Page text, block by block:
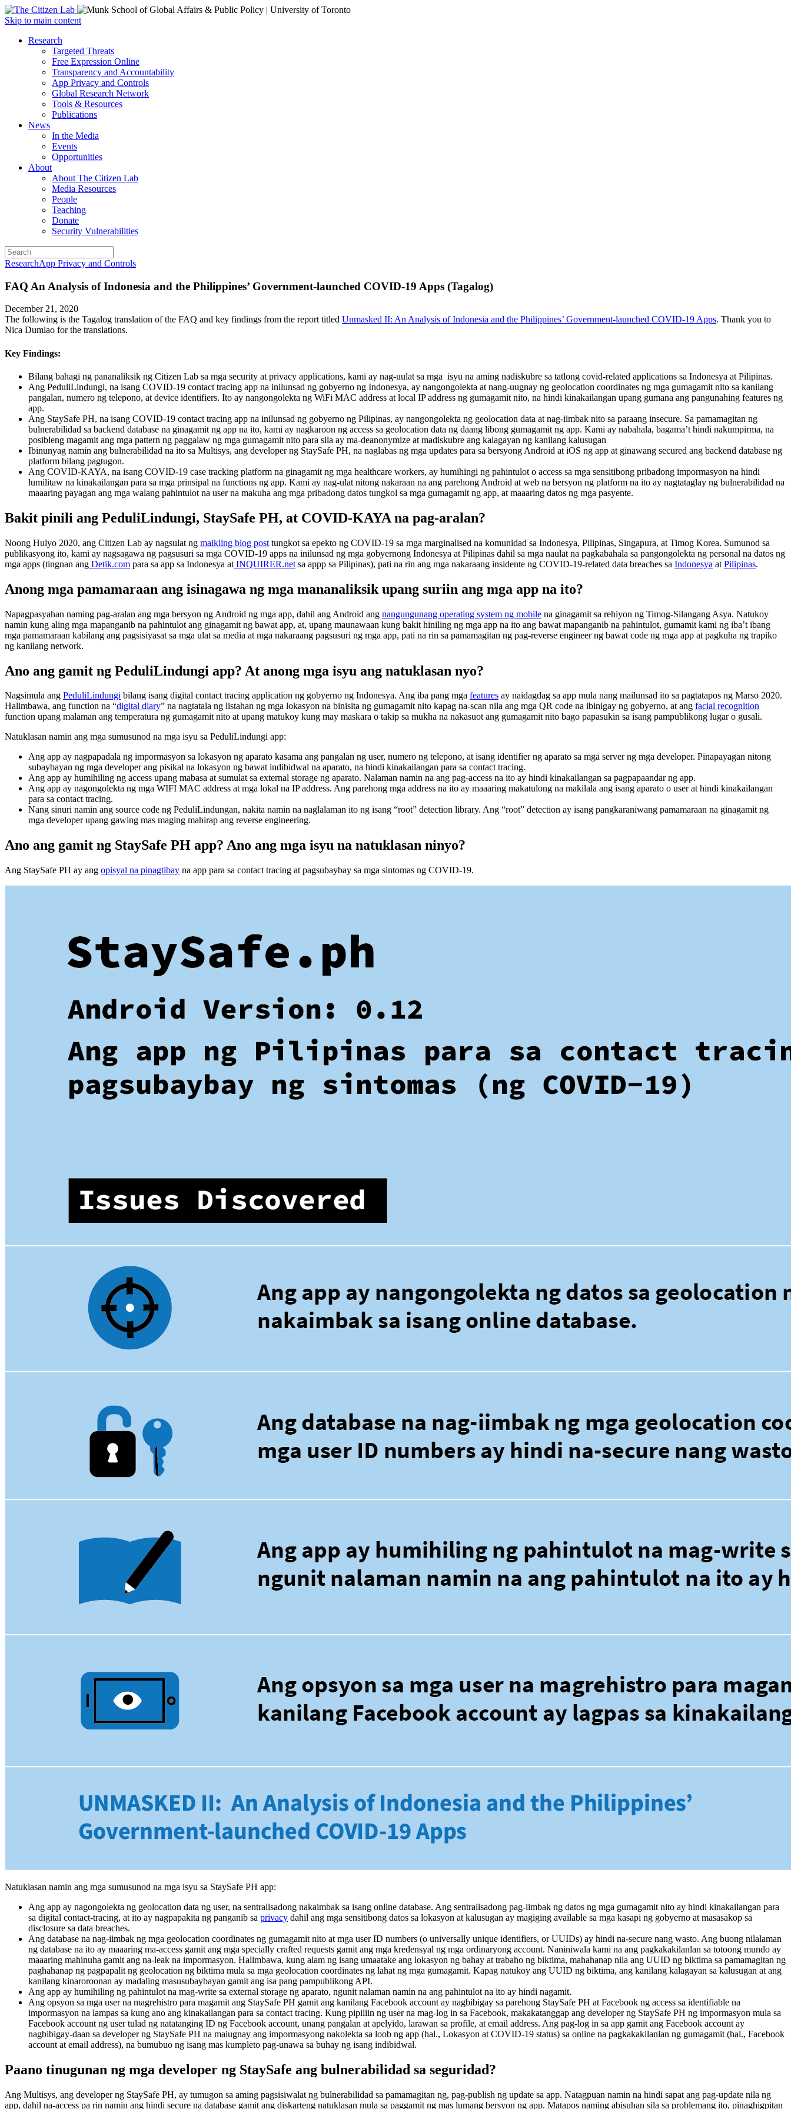
Open
menu
Skip to main content
Close
Research
Targeted Threats
Free Expression Online
Transparency and Accountability
App Privacy and Controls
Global Research Network
Tools & Resources
Publications
News
In the Media
Events
Opportunities
About
About The Citizen Lab
Media Resources
People
Teaching
Donate
Security Vulnerabilities
ResearchApp Privacy and Controls
FAQ An Analysis of Indonesia and the Philippines’ Government-launched COVID-19 Apps (Tagalog)
December 21, 2020
The following is the Tagalog translation of the FAQ and key findings from the report titled Unmasked II: An Analysis of Indonesia and the Philippines’ Government-launched COVID-19 Apps. Thank you to
Nica Dumlao for the translations.
Key Findings:
Bilang bahagi ng pananaliksik ng Citizen Lab sa mga security at privacy applications, kami ay nag-uulat sa mga isyu na aming nadiskubre sa tatlong covid-related applications sa Indonesya at Pilipinas.
Ang PeduliLindungi, na isang COVID-19 contact tracing app na inilunsad ng gobyerno ng Indonesya, ay nangongolekta at nang-uugnay ng geolocation coordinates ng mga gumagamit nito sa kanilang
pangalan, numero ng telepono, at device identifiers. Ito ay nangongolekta ng WiFi MAC address at local IP address ng gumagamit nito, na hindi kinakailangan upang gumana ang pangunahing features ng
app.
Ang StaySafe PH, na isang COVID-19 contact tracing app na inilunsad ng gobyerno ng Pilipinas, ay nangongolekta ng geolocation data at nag-iimbak nito sa paraang insecure. Sa pamamagitan ng
bulnerabilidad sa backend database na ginagamit ng app na ito, kami ay nagkaroon ng access sa geolocation data ng daang libong gumagamit ng app. Kami ay nabahala, bagama’t hindi nakumpirma, na
posibleng magamit ang mga pattern ng paggalaw ng mga gumagamit nito para sila ay ma-deanonymize at madiskubre ang kalagayan ng kanilang kalusugan
Ibinunyag namin ang bulnerabilidad na ito sa Multisys, ang developer ng StaySafe PH, na naglabas ng mga updates para sa bersyong Android at iOS ng app at ginawang secured ang backend database ng
platform bilang pagtugon.
Ang COVID-KAYA, na isang COVID-19 case tracking platform na ginagamit ng mga healthcare workers, ay humihingi ng pahintulot o access sa mga sensitibong pribadong impormasyon na hindi
lumilitaw na kinakailangan para sa mga prinsipal na functions ng app. Kami ay nag-ulat nitong nakaraan na ang parehong Android at web na bersyon ng platform na ito ay nagtataglay ng bulnerabilidad na
maaaring payagan ang mga walang pahintulot na user na makuha ang mga pribadong datos tungkol sa mga gumagamit ng app, at maaaring datos ng mga pasyente.
Bakit pinili ang PeduliLindungi, StaySafe PH, at COVID-KAYA na pag-aralan?
Noong Hulyo 2020, ang Citizen Lab ay nagsulat ng maikling blog post tungkot sa epekto ng COVID-19 sa mga marginalised na komunidad sa Indonesya, Pilipinas, Singapura, at Timog Korea. Sumunod sa
publikasyong ito, kami ay nagsagawa ng pagsusuri sa mga COVID-19 apps na inilunsad ng mga gobyernong Indonesya at Pilipinas dahil sa mga naulat na pagkabahala sa pangongolekta ng personal na datos ng
mga apps (tingnan ang Detik.com para sa app sa Indonesya at INQUIRER.net sa appp sa Pilipinas), pati na rin ang mga nakaraang insidente ng COVID-19-related data breaches sa Indonesya at Pilipinas.
Anong mga pamamaraan ang isinagawa ng mga mananaliksik upang suriin ang mga app na ito?
Napagpasyahan naming pag-aralan ang mga bersyon ng Android ng mga app, dahil ang Android ang nangungunang operating system ng mobile na ginagamit sa rehiyon ng Timog-Silangang Asya. Natukoy
namin kung aling mga mapanganib na pahintulot ang ginagamit ng bawat app, at, upang maunawaan kung bakit hiniling ng mga app na ito ang bawat mapanganib na pahintulot, gumamit kami ng iba’t ibang
mga pamamaraan kabilang ang pagsisiyasat sa mga ulat sa media at mga nakaraang pagsusuri ng mga app, pati na rin sa pamamagitan ng pag-reverse engineer ng bawat code ng mga app at pagkuha ng trapiko
ng kanilang network.
Ano ang gamit ng PeduliLindungi app? At anong mga isyu ang natuklasan nyo?
Nagsimula ang PeduliLindungi bilang isang digital contact tracing application ng gobyerno ng Indonesya. Ang iba pang mga features ay naidagdag sa app mula nang mailunsad ito sa pagtatapos ng Marso 2020.
Halimbawa, ang function na “digital diary” na nagtatala ng listahan ng mga lokasyon na binisita ng gumagamit nito kapag na-scan nila ang mga QR code na ibinigay ng gobyerno, at ang facial recognition
function upang malaman ang temperatura ng gumagamit nito at upang matukoy kung may maskara o takip sa mukha na nakasuot ang gumagamit nito bago papasukin sa isang pampublikong lugar o gusali.
Natuklasan namin ang mga sumusunod na mga isyu sa PeduliLindungi app:
Ang app ay nagpapadala ng impormasyon sa lokasyon ng aparato kasama ang pangalan ng user, numero ng telepono, at isang identifier ng aparato sa mga server ng mga developer. Pinapayagan nitong
subaybayan ng mga developer ang pisikal na lokasyon ng bawat indibidwal na aparato, na hindi kinakailangan para sa contact tracing.
Ang app ay humihiling ng access upang mabasa at sumulat sa external storage ng aparato. Nalaman namin na ang pag-access na ito ay hindi kinakailangan sa pagpapaandar ng app.
Ang app ay nagongolekta ng mga WIFI MAC address at mga lokal na IP address. Ang parehong mga address na ito ay maaaring makatulong na makilala ang isang aparato o user at hindi kinakailangan
para sa contact tracing.
Nang sinuri namin ang source code ng PeduliLindungan, nakita namin na naglalaman ito ng isang “root” detection library. Ang “root” detection ay isang pangkaraniwang pamamaraan na ginagamit ng
mga developer upang gawing mas maging mahirap ang reverse engineering.
Ano ang gamit ng StaySafe PH app? Ano ang mga isyu na natuklasan ninyo?
Ang StaySafe PH ay ang opisyal na pinagtibay na app para sa contact tracing at pagsubaybay sa mga sintomas ng COVID-19.
Natuklasan namin ang mga sumusunod na mga isyu sa StaySafe PH app:
Ang app ay nagongolekta ng geolocation data ng user, na sentralisadong nakaimbak sa isang online database. Ang sentralisadong pag-iimbak ng datos ng mga gumagamit nito ay hindi kinakailangan para
sa digital contact-tracing, at ito ay nagpapakita ng panganib sa privacy dahil ang mga sensitibong datos sa lokasyon at kalusugan ay magiging available sa mga kasapi ng gobyerno at masasakop sa
disclosure sa data breaches.
Ang database na nag-iimbak ng mga geolocation coordinates ng gumagamit nito at mga user ID numbers (o universally unique identifiers, or UUIDs) ay hindi na-secure nang wasto. Ang buong nilalaman
ng database na ito ay maaaring ma-access gamit ang mga specially crafted requests gamit ang mga kredensyal ng mga ordinaryong account. Naniniwala kami na ang pagkakakilanlan sa totoong mundo ay
maaaring mahinuha gamit ang na-leak na impormasyon. Halimbawa, kung alam ng isang umaatake ang lokasyon ng bahay at trabaho ng biktima, mahahanap nila ang UUID ng biktima sa pamamagitan ng
paghahanap ng pagpapalit ng geolocation ng biktima mula sa mga geolocation coordinates ng lahat ng mga gumagamit. Kapag natukoy ang UUID ng biktima, ang kanilang kalagayan sa kalusugan at ang
kanilang kinaroroonan ay madaling masusubaybayan gamit ang isa pang pampublikong API.
Ang app ay humihiling ng pahintulot na mag-write sa external storage ng aparato, ngunit nalaman namin na ang pahintulot na ito ay hindi nagamit.
Ang opsyon sa mga user na magrehistro para magamit ang StaySafe PH gamit ang kanilang Facebook account ay nagbibigay sa parehong StaySafe PH at Facebook ng access sa identifiable na
impormasyon na lampas sa kung ano ang kinakailangan para sa contact tracing. Kung pipiliin ng user na mag-log in sa Facebook, makakatanggap ang developer ng StaySafe PH ng impormasyon mula sa
Facebook account ng user tulad ng natatanging ID ng Facebook account, unang pangalan at apelyido, larawan sa profile, at email address. Ang pag-log in sa app gamit ang Facebook account ay
nagbibigay-daan sa developer ng StaySafe PH na maiugnay ang impormasyong nakolekta sa loob ng app (hal., Lokasyon at COVID-19 status) sa online na pagkakakilanlan ng gumagamit (hal., Facebook
account at email address), na bumubuo ng isang mas kumpleto pag-unawa sa buhay ng isang indibidwal.
Paano tinugunan ng mga developer ng StaySafe ang bulnerabilidad sa seguridad?
Ang Multisys, ang developer ng StaySafe PH, ay tumugon sa aming pagsisiwalat ng bulnerabilidad sa pamamagitan ng, pag-publish ng update sa app. Natagpuan namin na hindi sapat ang pag-update nila ng
app, dahil na-access pa rin namin ang hindi secure na database gamit ang diskarteng natuklasan mula sa paggamit ng mas lumang bersyon ng app. Matapos naming abisuhan sila sa problemang ito, pinaghigpitan